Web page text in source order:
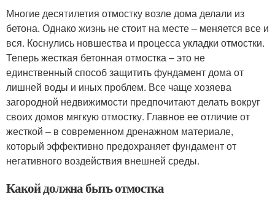
Многие десятилетия отмостку возле дома делали из
бетона. Однако жизнь не стоит на месте – меняется все и
вся. Коснулись новшества и процесса укладки отмостки.
Теперь жесткая бетонная отмостка – это не
единственный способ защитить фундамент дома от
лишней воды и иных проблем. Все чаще хозяева
загородной недвижимости предпочитают делать вокруг
своих домов мягкую отмостку. Главное ее отличие от
жесткой – в современном дренажном материале,
который эффективно предохраняет фундамент от
негативного воздействия внешней среды.
Какой должна быть отмостка